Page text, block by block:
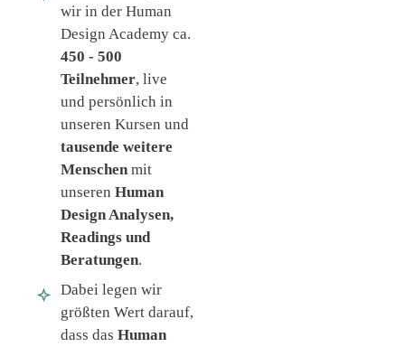
wir in der Human
Design Academy ca.
450 - 500
Teilnehmer, live
und persönlich in
unseren Kursen und
tausende weitere
Menschen mit
unseren Human
Design Analysen,
Readings und
Beratungen.
Dabei legen wir
größten Wert darauf,
dass das Human